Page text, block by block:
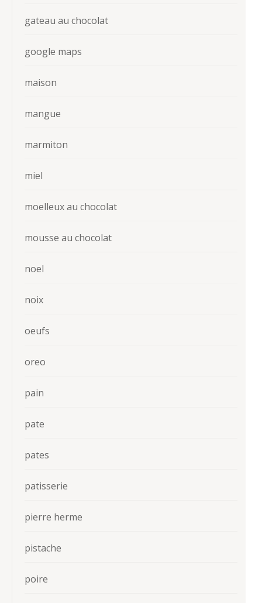
gateau au chocolat
google maps
maison
mangue
marmiton
miel
moelleux au chocolat
mousse au chocolat
noel
noix
oeufs
oreo
pain
pate
pates
patisserie
pierre herme
pistache
poire